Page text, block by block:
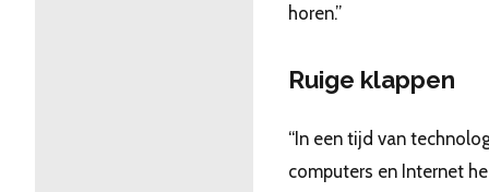
horen.”
Ruige klappen
“In een tijd van
computers en Internet